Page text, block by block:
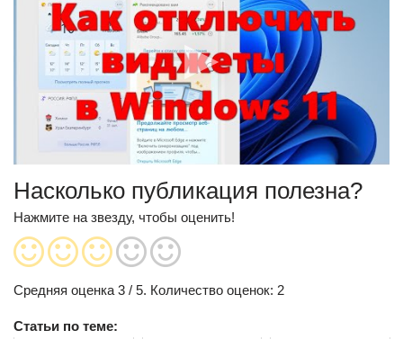
Насколько публикация полезна?
Нажмите на звезду, чтобы оценить!
Средняя оценка 3 / 5. Количество оценок: 2
Статьи по теме: